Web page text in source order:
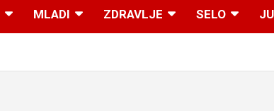
MLADI ZDRAVLJE SELO